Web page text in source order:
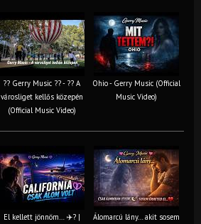
?? Gerry Music ?? - ?? A
városliget kellős közepén
(Official Music Video)
Ohio - Gerry Music (Official
Music Video)
El kellett jönnöm… ✈️? |
Álomarcú lány… akit sosem